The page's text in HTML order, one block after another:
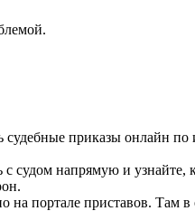
приказы онлайн
с судом напрямую и
портале приставов. Там